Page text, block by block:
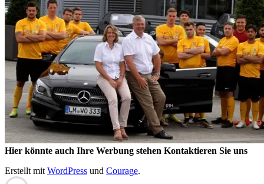
Hier könnte auch Ihre Werbung stehen Kontaktieren Sie uns
Erstellt mit WordPress und Courage.